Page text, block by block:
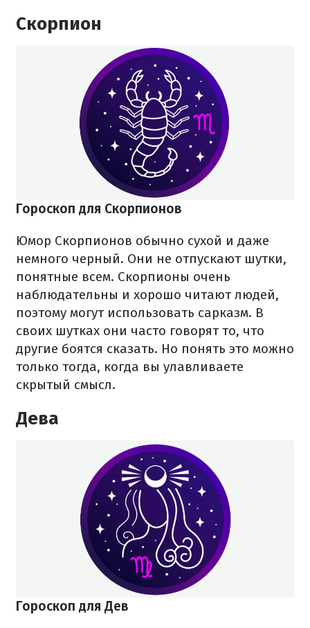
Скорпион
Гороскоп для Скорпионов
Юмор Скорпионов обычно сухой и даже
немного черный. Они не отпускают шутки,
понятные всем. Скорпионы очень
наблюдательны и хорошо читают людей,
поэтому могут использовать сарказм. В
своих шутках они часто говорят то, что
другие боятся сказать. Но понять это можно
только тогда, когда вы улавливаете
скрытый смысл.
Дева
Гороскоп для Дев